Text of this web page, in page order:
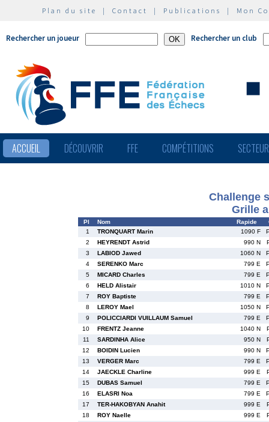
Plan du site | Contact | Publications | Mon
Rechercher un joueur Rechercher un club
ACCUEIL DÉCOUVRIR FFE COMPÉTITIONS
Challenge
Grille
Pl Nom Rapide
1
TRONQUART Marin 1090 F
2
HEYRENDT Astrid 990 N
3
LABIOD Jawed 1060 N
4
SERENKO Marc 799 E
5
MICARD Charles 799 E
6
HELD Alistair 1010 N
7
ROY Baptiste 799 E
8
LEROY Mael 1050 N
9
POLICCIARDI VUILLAUM Samuel 799 E
10
FRENTZ Jeanne 1040 N
11
SARDINHA Alice 950 N
12
BOIDIN Lucien 990 N
13
VERGER Marc 799 E
14
JAECKLE Charline 999 E
15
DUBAS Samuel 799 E
16
ELASRI Noa 799 E
17
TER-HAKOBYAN Anahit 999 E
18
ROY Naelle 999 E